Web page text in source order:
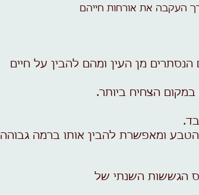
העקבה את אורחות חייהם
מן העין ומהם להבין על חיים
הצחיח ביותר.
ומאפשרת להבין אותו ברמה גבוהה
הגששות השנתי של